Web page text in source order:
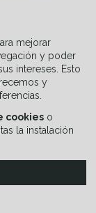
mejorar
y poder
intereses. Esto
y
cookies o
la instalación